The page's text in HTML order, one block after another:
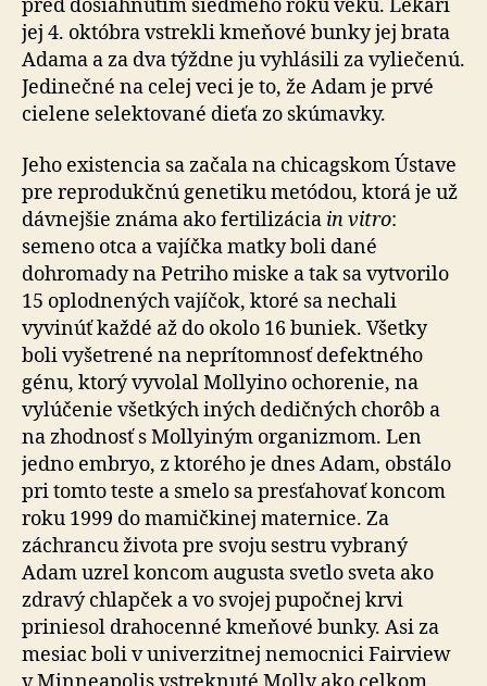
pred dosiahnutím siedmeho roku veku. Lekári
jej 4. októbra vstrekli kmeňové bunky jej brata
Adama a za dva týždne ju vyhlásili za vyliečenú.
Jedinečné na celej veci je to, že Adam je prvé
cielene selektované dieťa zo skúmavky.
Jeho existencia sa začala na chicagskom Ústave
pre reprodukčnú genetiku metódou, ktorá je už
dávnejšie známa ako fertilizácia in vitro:
semeno otca a vajíčka matky boli dané
dohromady na Petriho miske a tak sa vytvorilo
15 oplodnených vajíčok, ktoré sa nechali
vyvinúť každé až do okolo 16 buniek. Všetky
boli vyšetrené na neprítomnosť defektného
génu, ktorý vyvolal Mollyino ochorenie, na
vylúčenie všetkých iných dedičných chorôb a
na zhodnosť s Mollyiným organizmom. Len
jedno embryo, z ktorého je dnes Adam, obstálo
pri tomto teste a smelo sa presťahovať koncom
roku 1999 do mamičkinej maternice. Za
záchrancu života pre svoju sestru vybraný
Adam uzrel koncom augusta svetlo sveta ako
zdravý chlapček a vo svojej pupočnej krvi
priniesol drahocenné kmeňové bunky. Asi za
mesiac boli v univerzitnej nemocnici Fairview